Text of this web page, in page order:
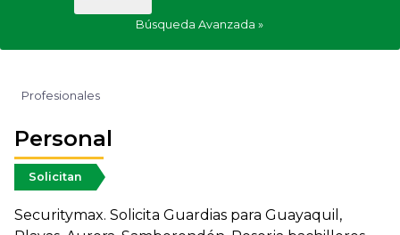
Búsqueda Avanzada
Profesionales
Personal
Solicitan
Securitymax. Solicita Guardias para Guayaquil,